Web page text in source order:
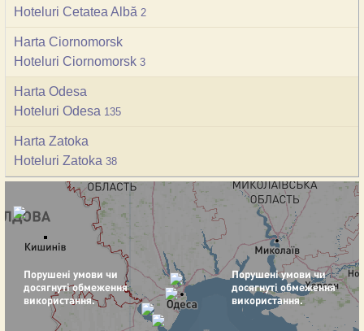
Hoteluri Cetatea Albă 2
Harta Ciornomorsk
Hoteluri Ciornomorsk 3
Harta Odesa
Hoteluri Odesa 135
Harta Zatoka
Hoteluri Zatoka 38